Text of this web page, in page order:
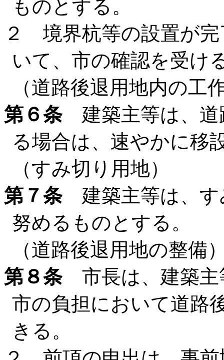
ものとする。
２ 境界杭等の設置が
いて、市の確認を受け
（道路後退用地内の工
第６条建築主等は、道
る場合は、速やかに移
（すみ切り用地）
第７条建築主等は、す
努めるものとする。
（道路後退用地の整備
第８条市長は、建築主
市の負担において道路
きる。